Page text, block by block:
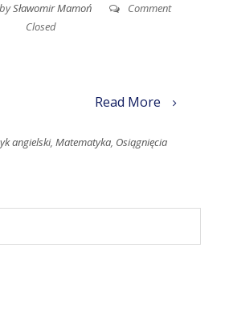
bySławomir Mamoń
Comment
Closed
Read More
angielski, Matematyka, Osiągnięcia